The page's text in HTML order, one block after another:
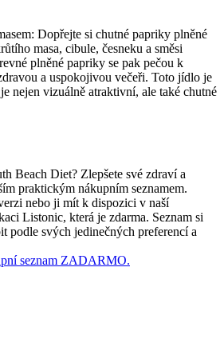
Dopřejte si chutné papriky plněné
masa, cibule, česneku a směsi
plněné papriky se pak pečou k
a uspokojivou večeři. Toto jídlo je
nejen vizuálně atraktivní, ale také chutné
Beach Diet? Zlepšete své zdraví a
praktickým nákupním seznamem.
nebo ji mít k dispozici v naší
Listonic, která je zdarma. Seznam si
podle svých jedinečných preferencí a
seznam ZADARMO.